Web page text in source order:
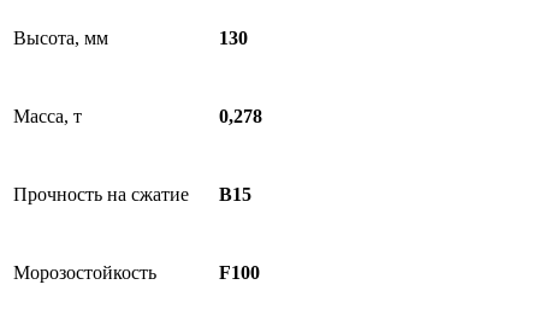
Высота, мм 130
Масса, т 0,278
Прочность на сжатие B15
Морозостойкость F100